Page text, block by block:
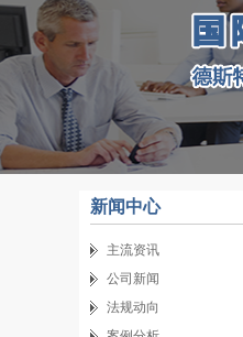
新闻中心
主流资讯
公司新闻
法规动向